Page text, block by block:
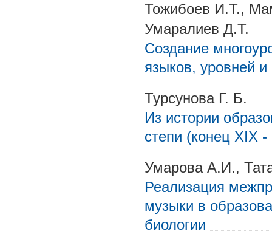
Тожибоев И.Т.,
Умаралиев Д.Т.
Создание
языков, уровней
Турсунова Г. Б.
Из истории
степи (конец ХIХ
Умарова А.И.,
Реализация
музыки в
биологии